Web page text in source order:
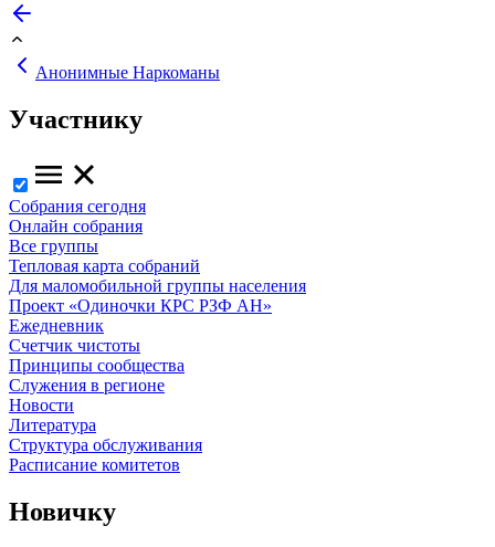
Анонимные Наркоманы
Участнику
Собрания сегодня
Онлайн собрания
Все группы
Тепловая карта собраний
Для маломобильной группы населения
Проект «Одиночки КРС РЗФ АН»
Ежедневник
Счетчик чистоты
Принципы сообщества
Служения в регионе
Новости
Литература
Структура обслуживания
Расписание комитетов
Новичку